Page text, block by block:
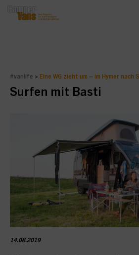
#vanlife > Eine WG zieht um – im Hymer nach
Surfen mit Basti
14.08.2019